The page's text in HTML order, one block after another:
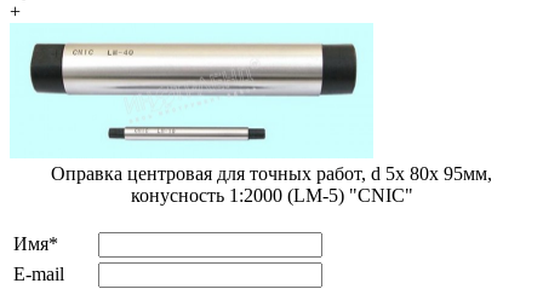
+
Оправка центровая для точных работ, d 5х 80х 95мм,
конусность 1:2000 (LM-5) "CNIC"
Имя*
E-mail